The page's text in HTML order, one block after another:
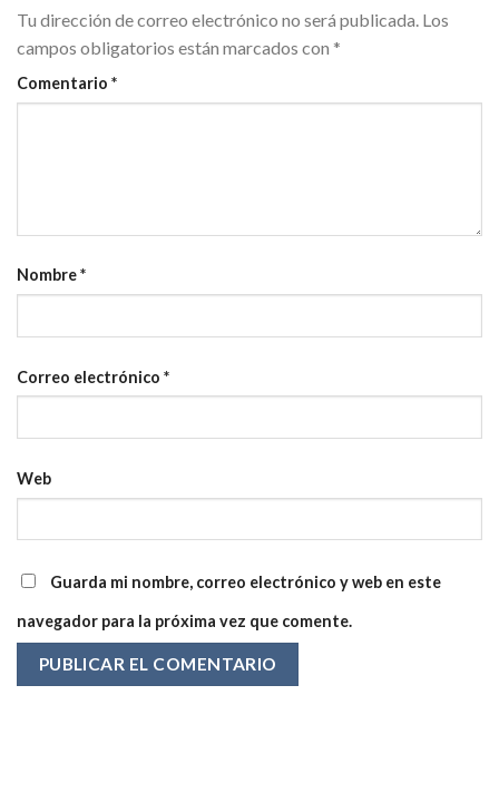
Tu dirección de correo electrónico no será publicada. Los
campos obligatorios están marcados con *
Comentario *
Nombre*
Correo electrónico *
Web
Guarda mi nombre, correo electrónico y web en este
navegador para la próxima vez que comente.